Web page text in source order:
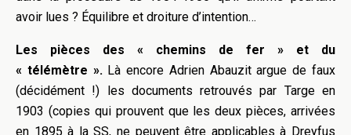
avoir lues ? Équilibre et droiture d’intention…
Les pièces des « chemins de fer » et du
« télémètre ».Là encore Adrien Abauzit argue de faux
(décidément !) les documents retrouvés par Targe en
1903 (copies qui prouvent que les deux pièces, arrivées
en 1895 à la SS, ne peuvent être applicables à Dreyfus